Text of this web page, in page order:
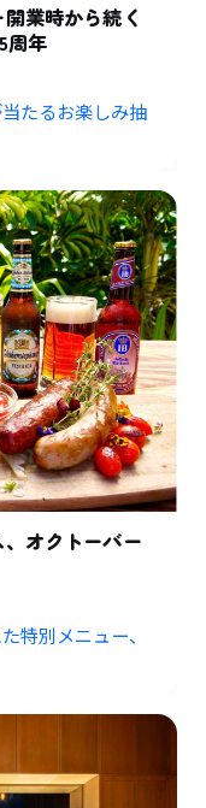
業時から続く
周年
たるお楽しみ抽
オクトーバー
特別メニュー、